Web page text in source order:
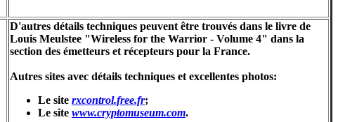
D'autres détails techniques peuvent être trouvés dans le livre de
Louis Meulstee "Wireless for the Warrior - Volume 4" dans la
section des émetteurs et récepteurs pour la France.
Autres sites avec détails techniques et excellentes photos:
Le site rxcontrol.free.fr;
Le site www.cryptomuseum.com.